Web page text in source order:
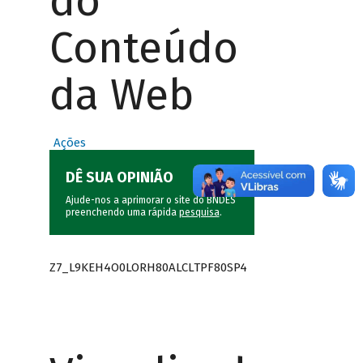
Conteúdo
da Web
Ações
DÊ SUA OPINIÃO
Ajude-nos a aprimorar o site do BNDES
preenchendo uma rápida pesquisa.
Z7_L9KEH4O0LORH80ALCLTPF80SP4